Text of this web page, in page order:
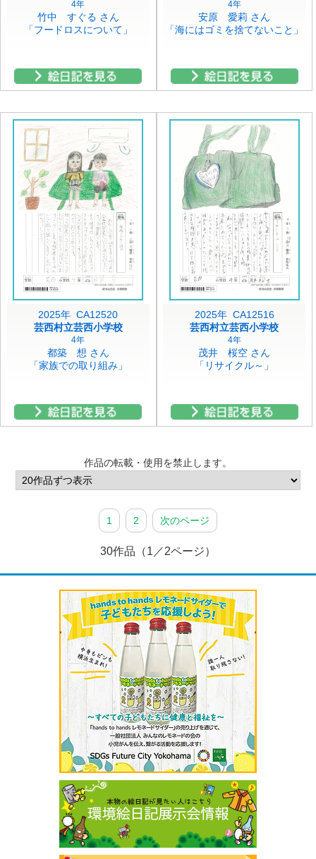
4年
竹中 すぐる さん
「フードロスについて」
4年
安原 愛莉 さん
「海にはゴミを捨てないこと」
2025年 CA12520
芸西村立芸西小学校
4年
都築 想 さん
「家族での取り組み」
2025年 CA12516
芸西村立芸西小学校
4年
茂井 桜空 さん
「リサイクル～」
作品の転載・使用を禁止します。
1 2 次のページ
30作品（1／2ページ）